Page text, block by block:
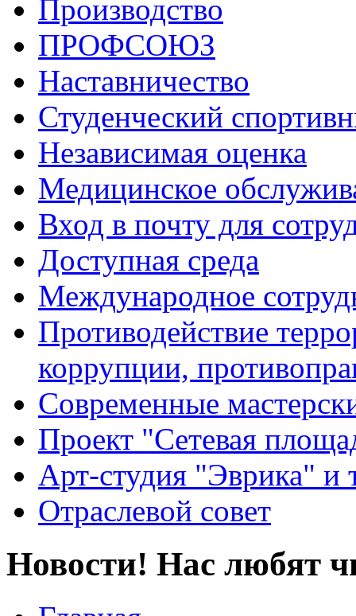
Производство
ПРОФСОЮЗ
Наставничество
Студенческий
Независимая оценка
Медицинское
Вход в почту для
Доступная среда
Международное
Противодействие
коррупции,
Современные
Проект "Сетевая
Арт-студия "Эврика" и
Отраслевой совет
Новости! Нас любят